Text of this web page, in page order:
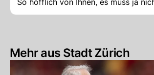
So höfflich von Ihnen, es muss ja
Mehr aus Stadt Zürich